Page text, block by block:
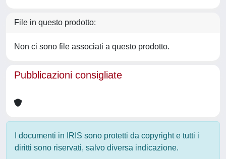
File in questo prodotto:
Non ci sono file associati a questo prodotto.
Pubblicazioni consigliate
I documenti in IRIS sono protetti da copyright e tutti i
diritti sono riservati, salvo diversa indicazione.